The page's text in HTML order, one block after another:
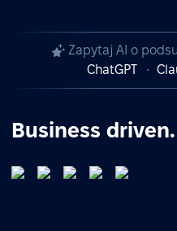
Zapytaj AI o
ChatGPT
Business